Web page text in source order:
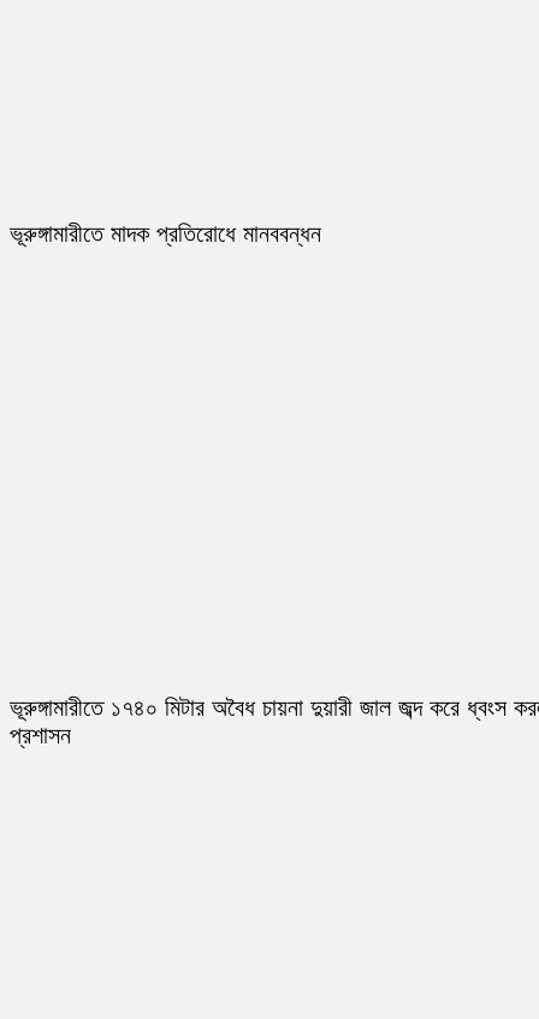
ভূরুঙ্গামারীতে মাদক প্রতিরোধে মানববন্ধন
ভূরুঙ্গামারীতে ১৭৪০ মিটার অবৈধ চায়না দুয়ারী জাল জব্দ করে ধ্বংস
প্রশাসন